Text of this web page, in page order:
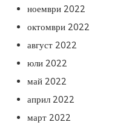
ноември 2022
октомври 2022
август 2022
юли 2022
май 2022
април 2022
март 2022